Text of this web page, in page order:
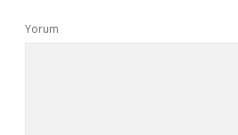
Yorum